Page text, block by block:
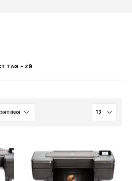
TAG - Z9